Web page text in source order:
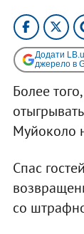
Додати
джерело в
Более
Муйоколо
Спас
со